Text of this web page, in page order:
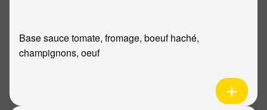
Base sauce tomate, fromage, boeuf haché,
champignons, oeuf